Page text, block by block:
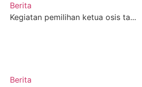
Berita
Kegiatan pemilihan ketua osis ta...
Berita